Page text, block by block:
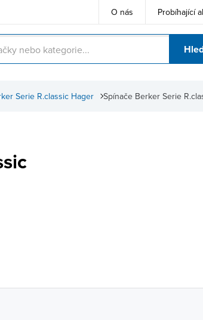
O nás Probíhající
Spínače Berker Serie
Serie R.classic Hager